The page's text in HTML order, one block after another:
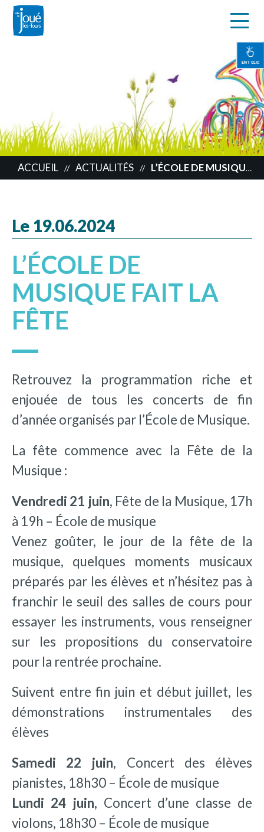
EN 1 CLIC
ACCUEIL // ACTUALITÉS // L’ÉCOLE DE MUSIQUE FAIT LA FÊTE
Le 19.06.2024
L’ÉCOLE DE
MUSIQUE FAIT LA
FÊTE
Retrouvez la programmation riche et
enjouée de tous les concerts de fin
d’année organisés par l’École de Musique.
La fête commence avec la Fête de la
Musique :
Vendredi 21 juin, Fête de la Musique, 17h
à 19h – École de musique
Venez goûter, le jour de la fête de la
musique, quelques moments musicaux
préparés par les élèves et n’hésitez pas à
franchir le seuil des salles de cours pour
essayer les instruments, vous renseigner
sur les propositions du conservatoire
pour la rentrée prochaine.
Suivent entre fin juin et début juillet, les
démonstrations instrumentales des
élèves
Samedi 22 juin, Concert des élèves
pianistes, 18h30 – École de musique
Lundi 24 juin, Concert d’une classe de
violons, 18h30 – École de musique